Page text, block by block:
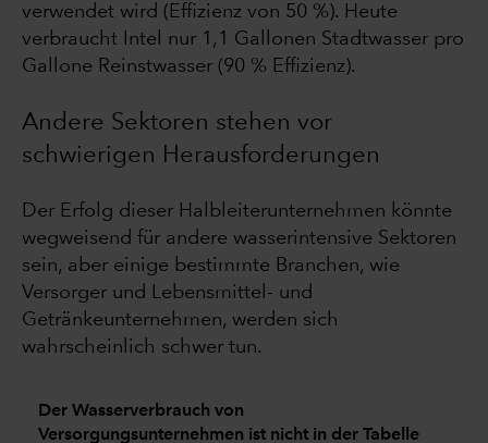
verwendet wird (Effizienz von 50 %). Heute
verbraucht Intel nur 1,1 Gallonen Stadtwasser pro
Gallone Reinstwasser (90 % Effizienz).
Andere Sektoren stehen vor
schwierigen Herausforderungen
Der Erfolg dieser Halbleiterunternehmen könnte
wegweisend für andere wasserintensive Sektoren
sein, aber einige bestimmte Branchen, wie
Versorger und Lebensmittel- und
Getränkeunternehmen, werden sich
wahrscheinlich schwer tun.
Der Wasserverbrauch von
Versorgungsunternehmen ist nicht in der Tabelle